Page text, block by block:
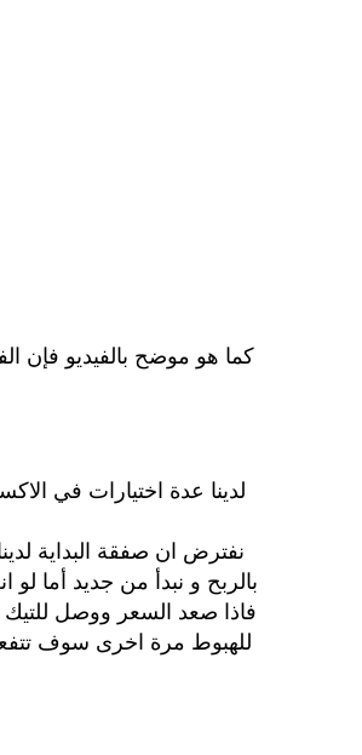
كما هو موضح بالفيديو فإن
لدينا عدة اختيارات في
نفترض ان صفقة البداية
بالربح و نبدأ من جديد أما
فاذا صعد السعر ووصل للتيك
للهبوط مرة اخرى سوف